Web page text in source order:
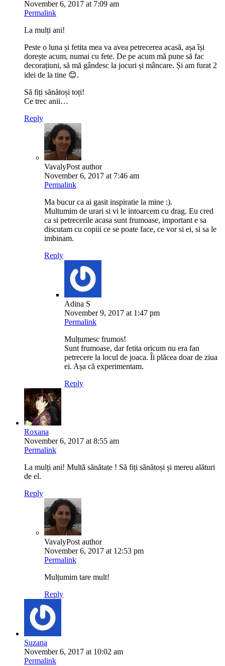
November 6, 2017 at 7:09 am
Permalink
La mulți ani!
Peste o luna și fetita mea va avea petrecerea acasă, așa își
dorește acum, numai cu fete. De pe acum mă pune să fac
decorațiuni, să mă gândesc la jocuri și mâncare. Și am furat 2
idei de la tine 😊.
Să fiți sănătoși toți!
Ce trec anii…
Reply
VavalyPost author
November 6, 2017 at 7:46 am
Permalink
Ma bucur ca ai gasit inspiratie la mine :).
Multumim de urari si vi le intoarcem cu drag. Eu cred
ca si petrecerile acasa sunt frumoase, important e sa
discutam cu copiii ce se poate face, ce vor si ei, si sa le
imbinam.
Reply
Adina S
November 9, 2017 at 1:47 pm
Permalink
Mulțumesc frumos!
Sunt frumoase, dar fetita oricum nu era fan
petrecere la locul de joaca. Îi plăcea doar de ziua
ei. Așa că experimentam.
Reply
Roxana
November 6, 2017 at 8:55 am
Permalink
La mulți ani! Multă sănătate ! Să fiți sănătoși și mereu alături
de el.
Reply
VavalyPost author
November 6, 2017 at 12:53 pm
Permalink
Mulțumim tare mult!
Reply
Suzana
November 6, 2017 at 10:02 am
Permalink